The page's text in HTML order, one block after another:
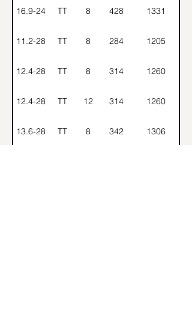
16.9-24 TT 8 428 1331
11.2-28 TT 8 284 1205
12.4-28 TT 8 314 1260
12.4-28 TT 12 314 1260
13.6-28 TT 8 342 1306